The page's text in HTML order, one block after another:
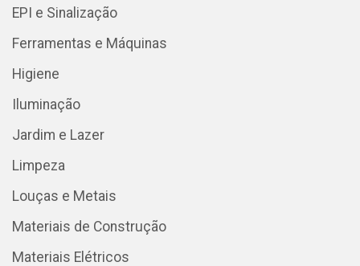
EPI e Sinalização
Ferramentas e Máquinas
Higiene
Iluminação
Jardim e Lazer
Limpeza
Louças e Metais
Materiais de Construção
Materiais Elétricos